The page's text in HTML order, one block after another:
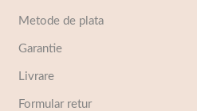
Metode de plata
Garantie
Livrare
Formular retur